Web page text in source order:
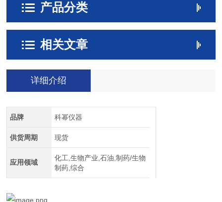
产品分类
相关文章
详细介绍
品牌 科幂仪器
供货周期 现货
应用领域
化工,生物产业,石油,制药/生物
制药,综合